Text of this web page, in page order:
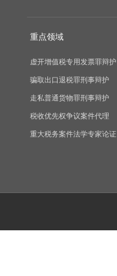
重点领域
虚开增值税专用发票罪辩护
骗取出口退税罪刑事辩护
走私普通货物罪刑事辩护
税收优先权争议案件代理
重大税务案件法学专家论证